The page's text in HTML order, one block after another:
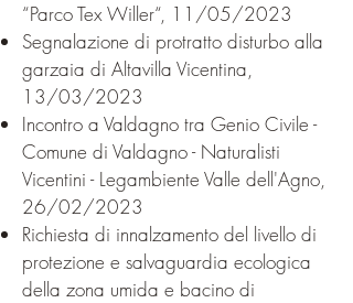
“Parco Tex Willer“, 11/05/2023
Segnalazione di protratto disturbo alla
garzaia di Altavilla Vicentina​​,
13/03/2023
Incontro a Valdagno tra Genio Civile -
Comune di Valdagno - Naturalisti
Vicentini - Legambiente Valle dell'Agno,
26/02/2023
Richiesta di innalzamento del livello di
protezione e salvaguardia ecologica
della zona umida e bacino di